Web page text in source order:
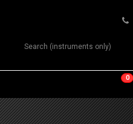
Search product
0